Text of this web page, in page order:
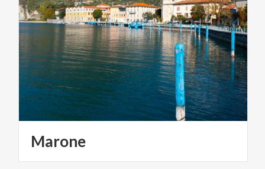
Marone